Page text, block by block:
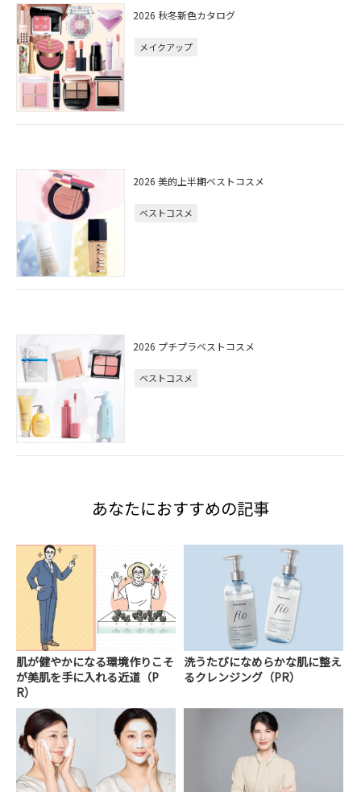
2026 秋冬新色カタログ
メイクアップ
2026 美的上半期ベストコスメ
ベストコスメ
2026 プチプラベストコスメ
ベストコスメ
あなたにおすすめの記事
肌が健やかになる環境作りこそ
が美肌を手に入れる近道（P
R）
洗うたびになめらかな肌に整え
るクレンジング（PR）